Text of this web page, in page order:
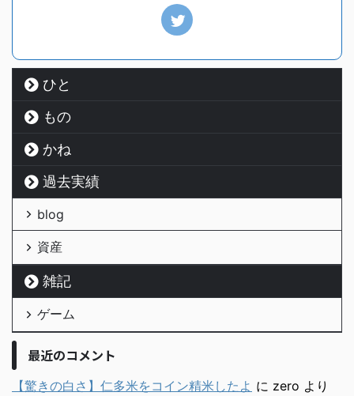
ひと
もの
かね
過去実績
blog
資産
雑記
ゲーム
最近のコメント
【驚きの白さ】仁多米をコイン精米したよ に zero より